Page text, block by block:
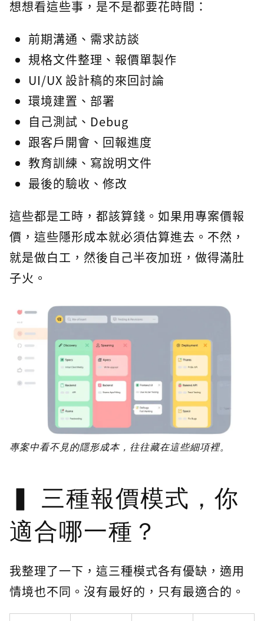
想想看這些事，是不是都要花時間：
前期溝通、需求訪談
規格文件整理、報價單製作
UI/UX 設計稿的來回討論
環境建置、部署
自己測試、Debug
跟客戶開會、回報進度
教育訓練、寫說明文件
最後的驗收、修改
這些都是工時，都該算錢。如果用專案價報
價，這些隱形成本就必須估算進去。不然，
就是做白工，然後自己半夜加班，做得滿肚
子火。
專案中看不見的隱形成本，往往藏在這些細項裡。
三種報價模式，你
適合哪一種？
我整理了一下，這三種模式各有優缺，適用
情境也不同。沒有最好的，只有最適合的。